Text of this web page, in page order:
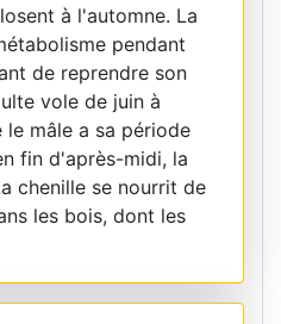
à l'automne. La
pendant
de reprendre son
vole de juin à
le mâle a sa période
fin d'après-midi, la
chenille se nourrit de
les bois, dont les